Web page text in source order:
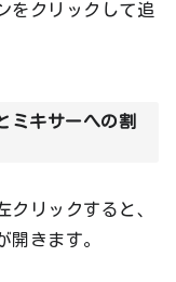
をクリックして追
ミキサーへの割
クリックすると、
開きます。